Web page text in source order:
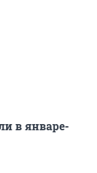
в январе-